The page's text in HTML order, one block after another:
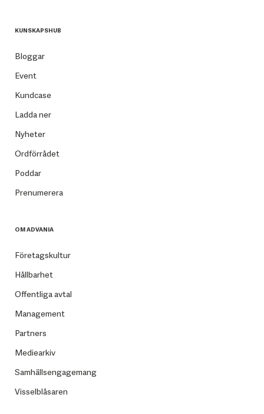
KUNSKAPSHUB
Bloggar
Event
Kundcase
Ladda ner
Nyheter
Ordförrådet
Poddar
Prenumerera
OM ADVANIA
Företagskultur
Hållbarhet
Offentliga avtal
Management
Partners
Mediearkiv
Samhällsengagemang
Visselblåsaren